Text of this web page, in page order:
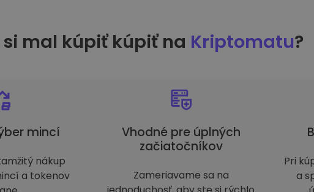
si mal kúpiť kúpiť na Kriptomatu?
mincí
nákup
a tokenov
Vhodné pre úplných
začiatočníkov
Zameriavame sa na
Pri
a